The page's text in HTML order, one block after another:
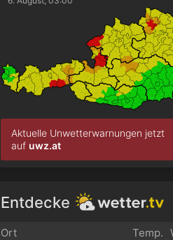
Aktuelle Unwetterwarnungen jetzt
auf uwz.at
Entdecke
Ort Temp.